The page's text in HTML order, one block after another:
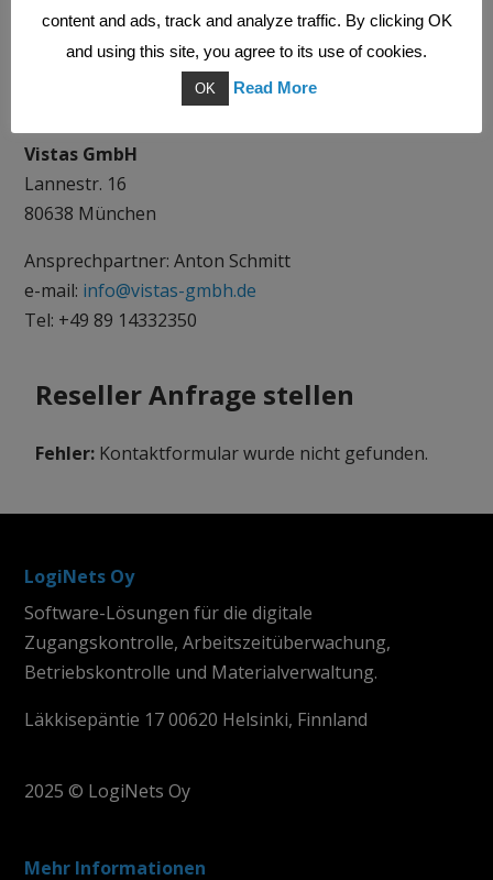
Gerne senden wir Ihnen auf Anfrage unverbindlich
ausführliche Partnerinformationen zu.
Deutschland | Unsere Reseller
Vistas GmbH
Lannestr. 16
80638 München
Ansprechpartner: Anton Schmitt
e-mail: info@vistas-gmbh.de
Tel: +49 89 14332350
Reseller Anfrage stellen
Fehler: Kontaktformular wurde nicht gefunden.
LogiNets Oy
Software-Lösungen für die digitale
Zugangskontrolle, Arbeitszeitüberwachung,
Betriebskontrolle und Materialverwaltung.
Läkkisepäntie 17 00620 Helsinki, Finnland
2025 © LogiNets Oy
Mehr Informationen
content and ads, track and analyze traffic. By clicking OK
and using this site, you agree to its use of cookies.
OK Read More